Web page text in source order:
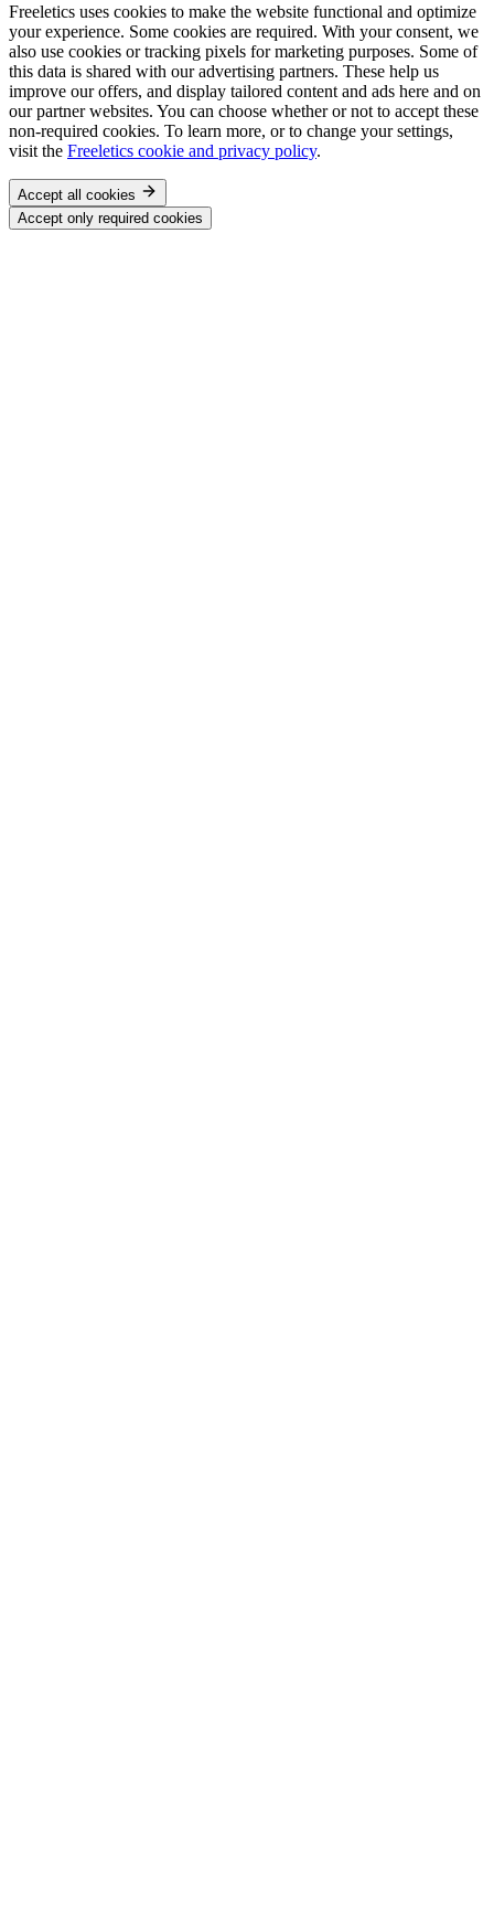
Freeletics uses cookies to make the website functional and optimize
your experience. Some cookies are required. With your consent, we
also use cookies or tracking pixels for marketing purposes. Some of
this data is shared with our advertising partners. These help us
improve our offers, and display tailored content and ads here and on
our partner websites. You can choose whether or not to accept these
non-required cookies. To learn more, or to change your settings,
visit the Freeletics cookie and privacy policy.
Accept all cookies
Accept only required cookies